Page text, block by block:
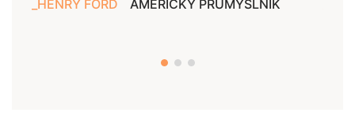
HENRY FORD AMERICKÝ PRŮMYSLNÍK